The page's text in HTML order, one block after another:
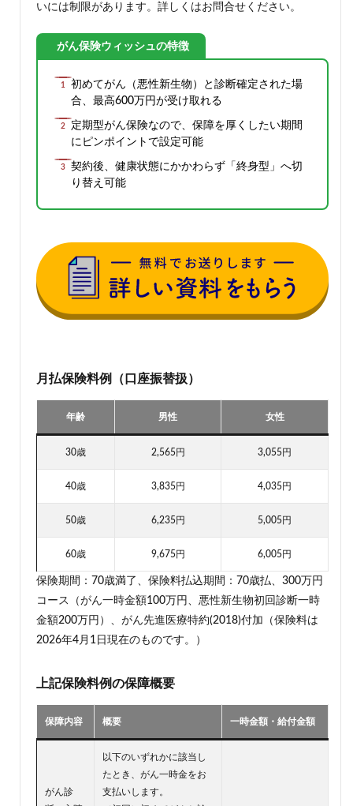
いには制限があります。詳しくはお問合せください。
がん保険ウィッシュの特徴
初めてがん（悪性新生物）と診断確定された場
合、最高600万円が受け取れる
定期型がん保険なので、保障を厚くしたい期間
にピンポイントで設定可能
契約後、健康状態にかかわらず「終身型」へ切
り替え可能
月払保険料例（口座振替扱）
年齢 男性 女性
30歳 2,565円 3,055円
40歳 3,835円 4,035円
50歳 6,235円 5,005円
60歳 9,675円 6,005円
保険期間：70歳満了、保険料払込期間：70歳払、300万円
コース（がん一時金額100万円、悪性新生物初回診断一時
金額200万円）、がん先進医療特約(2018)付加（保険料は
2026年4月1日現在のものです。）
上記保険料例の保障概要
保障内容 概要 一時金額・給付金額
がん診
以下のいずれかに該当し
たとき、がん一時金をお
支払いします。